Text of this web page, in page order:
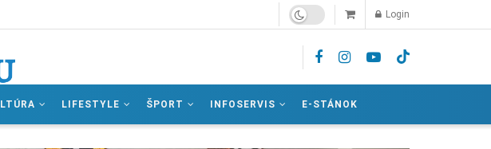
Login
LIFESTYLE ŠPORT INFOSERVIS E-STÁNOK